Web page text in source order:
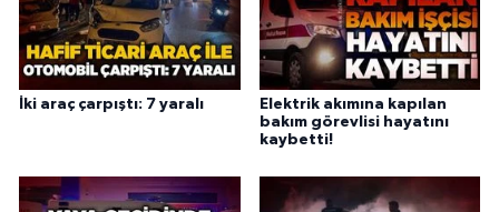
İki araç çarpıştı: 7 yaralı
Elektrik akımına kapılan
bakım görevlisi hayatını
kaybetti!